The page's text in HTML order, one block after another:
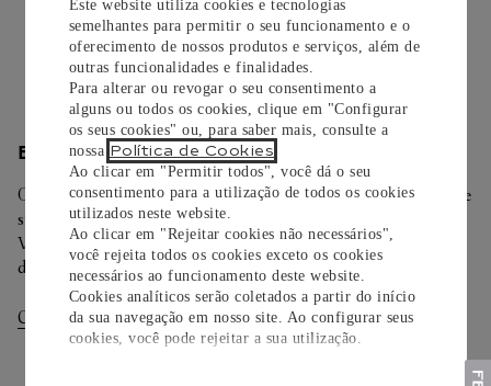
Este website utiliza cookies e tecnologias
semelhantes para permitir o seu funcionamento e o
oferecimento de nossos produtos e serviços, além de
outras funcionalidades e finalidades.
Para alterar ou revogar o seu consentimento a
alguns ou todos os cookies, clique em "Configurar
os seus cookies" ou, para saber mais, consulte a
nossa Política de Cookies
Ao clicar em "Permitir todos", você dá o seu
consentimento para a utilização de todos os cookies
utilizados neste website.
Ao clicar em "Rejeitar cookies não necessários",
você rejeita todos os cookies exceto os cookies
necessários ao funcionamento deste website.
Cookies analíticos serão coletados a partir do início
da sua navegação em nosso site. Ao configurar seus
cookies, você pode rejeitar a sua utilização.
Saiba mais
ENTREGA/DEVOLUÇÃO
Oferecemos diferentes opções de entrega. Selecione o envio de
sua preferência na finalização de seu pedido.
Você pode trocar ou devolver sua criação Cartier em até 30
dias.
Consultar Entregas Consultar Devoluções